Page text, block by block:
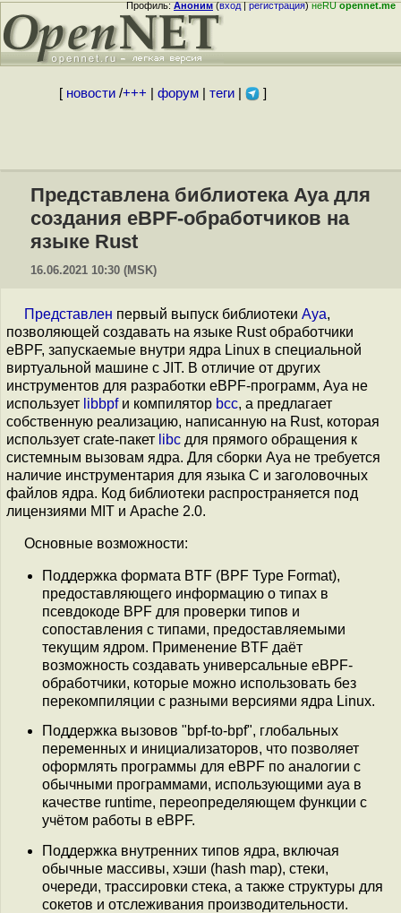
Профиль:Аноним(вход|регистрация)неRUopennet.me
[ новости/+++ форум| теги| ]
Представлена библиотека Aya для
создания eBPF-обработчиков на
языке Rust
16.06.2021 10:30 (MSK)
Представлен первый выпуск библиотеки Aya,
позволяющей создавать на языке Rust обработчики
eBPF, запускаемые внутри ядра Linux в специальной
виртуальной машине с JIT. В отличие от других
инструментов для разработки eBPF-программ, Aya не
использует libbpfи компилятор bcc, а предлагает
собственную реализацию, написанную на Rust, которая
использует crate-пакет libc для прямого обращения к
системным вызовам ядра. Для сборки Aya не требуется
наличие инструментария для языка C и заголовочных
файлов ядра. Код библиотеки распространяется под
лицензиями MIT и Apache 2.0.
Основные возможности:
Поддержка формата BTF (BPF Type Format),
предоставляющего информацию о типах в
псевдокоде BPF для проверки типов и
сопоставления с типами, предоставляемыми
текущим ядром. Применение BTF даёт
возможность создавать универсальные eBPF-
обработчики, которые можно использовать без
перекомпиляции с разными версиями ядра Linux.
Поддержка вызовов "bpf-to-bpf", глобальных
переменных и инициализаторов, что позволяет
оформлять программы для eBPF по аналогии с
обычными программами, использующими aya в
качестве runtime, переопределяющем функции с
учётом работы в eBPF.
Поддержка внутренних типов ядра, включая
обычные массивы, хэши (hash map), стеки,
очереди, трассировки стека, а также структуры для
сокетов и отслеживания производительности.